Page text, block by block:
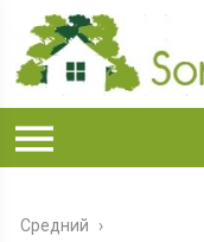
Средний
›